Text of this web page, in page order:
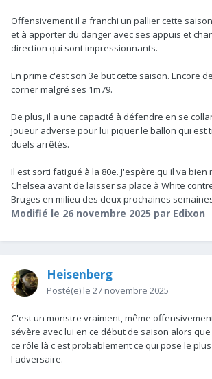
Offensivement il a franchi un pallier cette
et à apporter du danger avec ses appuis et
direction qui sont impressionnants.
En prime c'est son 3e but cette saison. Encore
corner malgré ses 1m79.
De plus, il a une capacité à défendre en se
joueur adverse pour lui piquer le ballon qui est
duels arrêtés.
Il est sorti fatigué à la 80e. J'espère qu'il va
Chelsea avant de laisser sa place à White
Bruges en milieu des deux prochaines
Modifié le 26 novembre 2025 par Edixon
Heisenberg
Posté(e) le 27 novembre 2025
C'est un monstre vraiment, même
sévère avec lui en ce début de saison alors
ce rôle là c'est probablement ce qui pose le
l'adversaire.